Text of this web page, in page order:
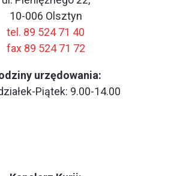
10-006 Olsztyn
tel. 89 524 71 40
fax 89 524 71 72
urzędowania:
Piątek: 9.00-14.00